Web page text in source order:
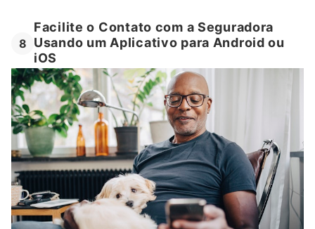
8
Facilite o Contato com a Seguradora
Usando um Aplicativo para Android ou
iOS